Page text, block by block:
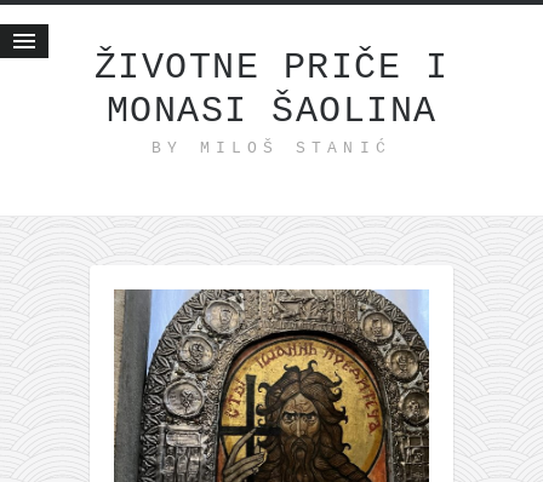
ŽIVOTNE PRIČE I
MONASI ŠAOLINA
BY MILOŠ STANIĆ
Životne priče
internet poslovanje
ishranom do zdravlja
moj haiku
momenti i mesta
bonus sadržaj
Svetlopis
zakonopravilo